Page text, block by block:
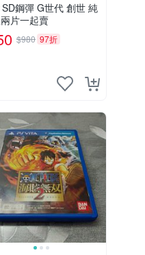
SD鋼彈 G世代 創世 純
片一起賣
$980 97折